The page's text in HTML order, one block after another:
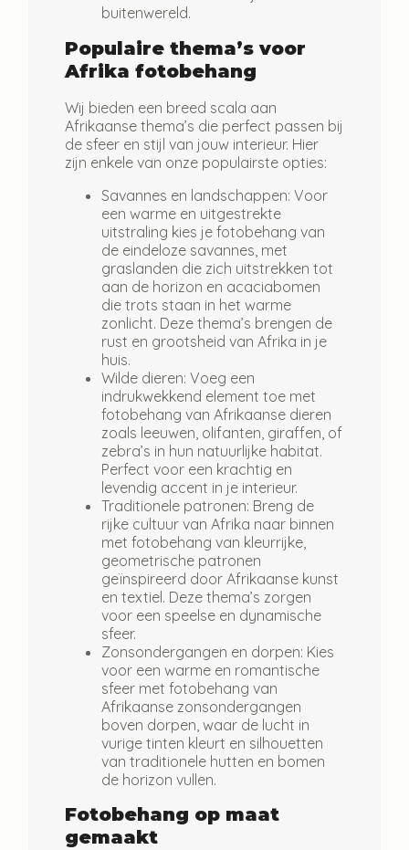
buitenwereld.
Populaire thema’s voor
Afrika fotobehang
Wij bieden een breed scala aan
Afrikaanse thema’s die perfect passen bij
de sfeer en stijl van jouw interieur. Hier
zijn enkele van onze populairste opties:
Savannes en landschappen: Voor
een warme en uitgestrekte
uitstraling kies je fotobehang van
de eindeloze savannes, met
graslanden die zich uitstrekken tot
aan de horizon en acaciabomen
die trots staan in het warme
zonlicht. Deze thema’s brengen de
rust en grootsheid van Afrika in je
huis.
Wilde dieren: Voeg een
indrukwekkend element toe met
fotobehang van Afrikaanse dieren
zoals leeuwen, olifanten, giraffen, of
zebra’s in hun natuurlijke habitat.
Perfect voor een krachtig en
levendig accent in je interieur.
Traditionele patronen: Breng de
rijke cultuur van Afrika naar binnen
met fotobehang van kleurrijke,
geometrische patronen
geïnspireerd door Afrikaanse kunst
en textiel. Deze thema’s zorgen
voor een speelse en dynamische
sfeer.
Zonsondergangen en dorpen: Kies
voor een warme en romantische
sfeer met fotobehang van
Afrikaanse zonsondergangen
boven dorpen, waar de lucht in
vurige tinten kleurt en silhouetten
van traditionele hutten en bomen
de horizon vullen.
Fotobehang op maat
gemaakt